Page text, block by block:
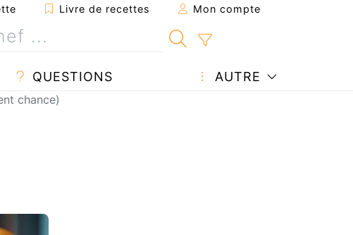
Livre de recettes Mon compte
QUESTIONS AUTRE
chance)